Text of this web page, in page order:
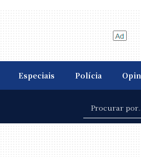
Especiais Polícia